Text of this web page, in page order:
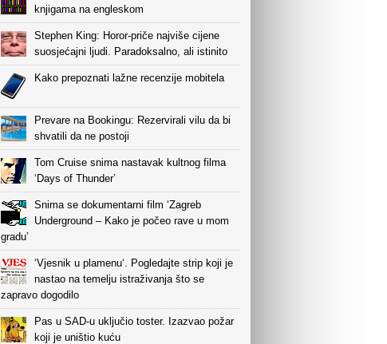
knjigama na engleskom
Stephen King: Horor-priče najviše cijene
suosjećajni ljudi. Paradoksalno, ali istinito
Kako prepoznati lažne recenzije mobitela
Prevare na Bookingu: Rezervirali vilu da bi
shvatili da ne postoji
Tom Cruise snima nastavak kultnog filma
‘Days of Thunder’
Snima se dokumentarni film ‘Zagreb
Underground – Kako je počeo rave u mom
gradu’
‘Vjesnik u plamenu‘. Pogledajte strip koji je
nastao na temelju istraživanja što se
zapravo dogodilo
Pas u SAD-u uključio toster. Izazvao požar
koji je uništio kuću